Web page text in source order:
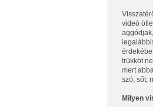
videó
trükköt
mert
szó, sőt,
Milyen